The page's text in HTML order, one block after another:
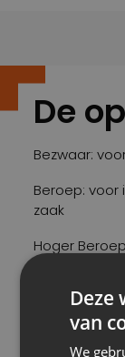
De
Bezwaar:
Beroep:
zaak
Hoger
Voorlopige
plaatsen
Deze
van
We